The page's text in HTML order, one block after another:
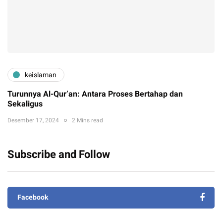
keislaman
Turunnya Al-Qur’an: Antara Proses Bertahap dan
Sekaligus
Desember 17, 2024 2 Mins read
Subscribe and Follow
Facebook